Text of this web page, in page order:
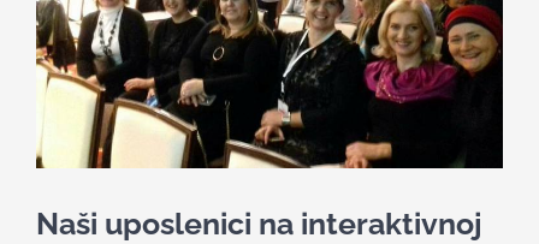
Nastava
Učenici
Naši uposlenici na interaktivnoj